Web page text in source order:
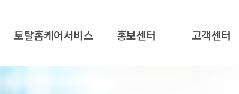
토탈홈케어서비스 홍보센터 고객센터